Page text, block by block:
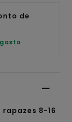
de
8-16